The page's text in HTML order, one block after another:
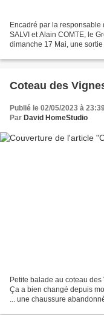
Encadré par la
SALVI et Alain COMTE, le
dimanche 17 Mai, une
Coteau des
Publié le 02/05/2023 à
Par David HomeStudio
Petite balade au coteau
Ça a bien changé depuis
... une chaussure